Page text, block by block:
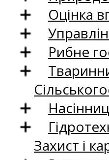
Оцінка
Рибне
Захист і